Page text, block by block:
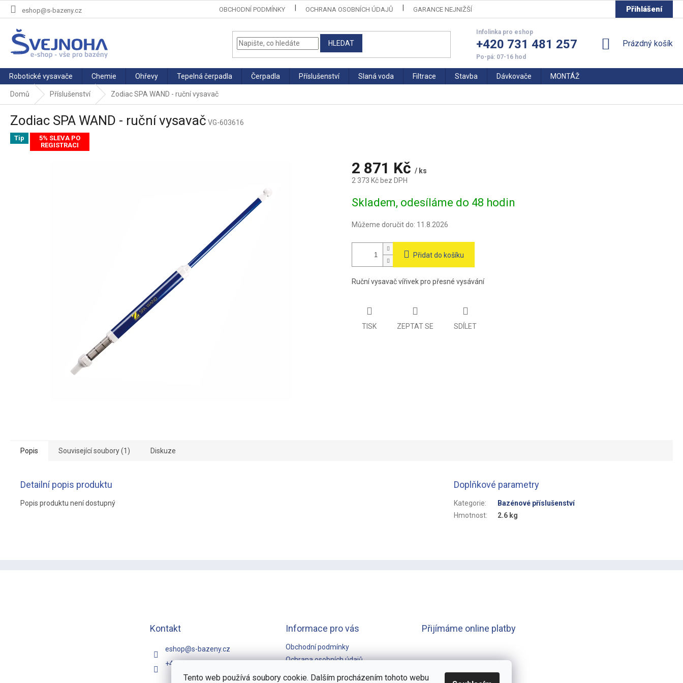
Tento web používá soubory cookie. Dalším procházením tohoto webu
Přejít
eshop@s-bazeny.cz OBCHODNÍ PODMÍNKY OCHRANA OSOBNÍCH ÚDAJŮ GARANCE NEJNIŽŠÍ CENY Přihlášení
HLEDAT +420 731 481 257
NÁKUPNÍ
Prázdný košík
Robotické vysavače Chemie Ohřevy Tepelná čerpadla Čerpadla Příslušenství Slaná voda Filtrace Stavba Dávkovače MONTÁŽ
Domů Příslušenství Zodiac SPA WAND - ruční vysavač
Zodiac SPA WAND - ruční vysavač VG-603616
Tip
5% SLEVA PO
REGISTRACI
2 871 Kč / ks
2 373 Kč bez DPH
cena:
Skladem, odesíláme do 48 hodin
Můžeme doručit do: 11.8.2026
Přidat do košíku
Ruční vysavač vířivek pro přesné vysávání
TISK ZEPTAT SE SDÍLET
Popis Související soubory (1) Diskuze
Detailní popis produktu
Popis produktu není dostupný
Doplňkové parametry
Kategorie:
Bazénové příslušenství
Hmotnost: 2.6 kg
Kontakt
eshop@s-bazeny.cz
+420 731 481 257
Informace pro vás
Obchodní podmínky
Ochrana osobních údajů
GARANCE NEJNIŽŠÍ CENY
Přijímáme online platby